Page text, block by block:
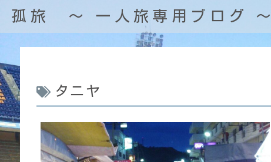
孤旅 〜 一人旅専用ブログ ～
タニヤ